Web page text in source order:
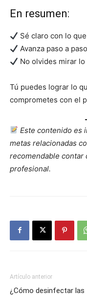
En resumen:
Sé claro con lo
Avanza paso a paso
No olvides mirar
Tú puedes lograr lo
comprometes con el
Este contenido es
metas relacionadas
recomendable contar
profesional.
Artículo anterior
¿Cómo desinfectar las